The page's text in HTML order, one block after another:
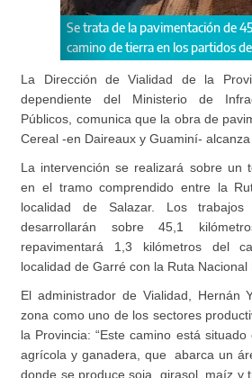
de 45 kilómetros de un
de Daireaux y Guaminí.
La obra un
La Dirección de Vialidad de la
dependiente del Ministerio de
Públicos, comunica que la obra de
Cereal -en Daireaux y Guaminí-
La intervención se realizará sobre un
en el tramo comprendido entre la
localidad de Salazar. Los
desarrollarán sobre 45,1
repavimentará 1,3 kilómetros del
localidad de Garré con la Ruta Nacional
El administrador de Vialidad, Hernán
zona como uno de los sectores
la Provincia: “Este camino está
agrícola y ganadera, que abarca un
donde se produce soja, girasol, maíz y